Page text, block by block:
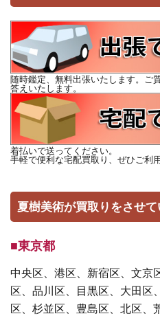
随時鑑定、無料出張いたします。ご
答えいたします。
着払いで送ってください。
手軽で便利な宅配買取り、ぜひご利
夏樹美術が買取りをさせ
■東京都
中央区、港区、新宿区、文京
区、品川区、目黒区、大田区
区、杉並区、豊島区、北区、